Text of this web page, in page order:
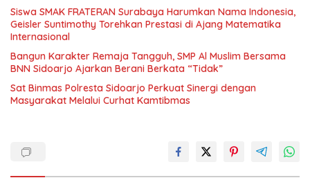
Siswa SMAK FRATERAN Surabaya Harumkan Nama Indonesia,
Geisler Suntimothy Torehkan Prestasi di Ajang Matematika
Internasional
Bangun Karakter Remaja Tangguh, SMP Al Muslim Bersama
BNN Sidoarjo Ajarkan Berani Berkata “Tidak”
Sat Binmas Polresta Sidoarjo Perkuat Sinergi dengan
Masyarakat Melalui Curhat Kamtibmas